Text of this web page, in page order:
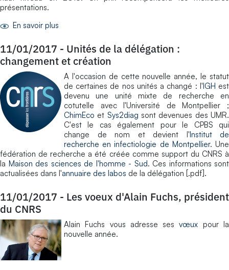
présentations.
En savoir plus
11/01/2017 - Unités de la délégation :
changement et création
A l'occasion de cette nouvelle année, le statut
de certaines de nos unités a changé : l'IGH est
devenu une unité mixte de recherche en
cotutelle avec l'Université de Montpellier ;
ChimEco et Sys2diag sont devenues des UMR.
C'est le cas également pour le CPBS qui
change de nom et devient l'Institut de
recherche en infectiologie de Montpellier. Une
fédération de recherche a été créée comme support du CNRS à
la Maison des sciences de l'homme - Sud. Ces informations sont
actualisées dans l'annuaire des labos de la délégation [.pdf].
11/01/2017 - Les voeux d'Alain Fuchs, président
du CNRS
Alain Fuchs vous adresse sesvœux pour la
nouvelle année.